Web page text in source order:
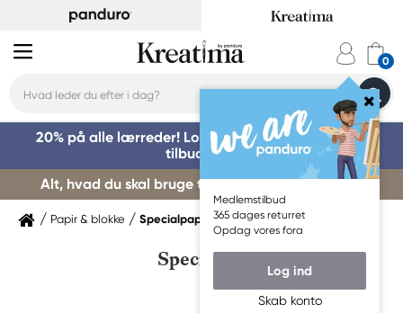
Medlemstilbud
365 dages returret
Opdag vores fora
Log ind
Skab konto
20% på alle lærreder! Log på for at benytte dig af
tilbuddet »
Alt, hvad du skal bruge til kursusstart – køb her »
Papir & blokke Specialpapir
Specialpapir